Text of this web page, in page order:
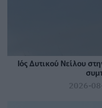
Ιός Δυτικού Νείλου
2026-